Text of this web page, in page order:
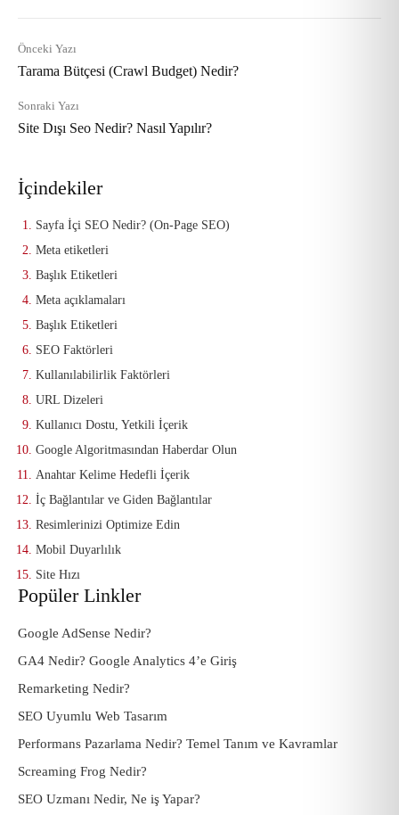
Önceki Yazı
Tarama Bütçesi (Crawl Budget) Nedir?
Sonraki Yazı
Site Dışı Seo Nedir? Nasıl Yapılır?
İçindekiler
Sayfa İçi SEO Nedir? (On-Page SEO)
Meta etiketleri
Başlık Etiketleri
Meta açıklamaları
Başlık Etiketleri
SEO Faktörleri
Kullanılabilirlik Faktörleri
URL Dizeleri
Kullanıcı Dostu, Yetkili İçerik
Google Algoritmasından Haberdar Olun
Anahtar Kelime Hedefli İçerik
İç Bağlantılar ve Giden Bağlantılar
Resimlerinizi Optimize Edin
Mobil Duyarlılık
Site Hızı
Popüler Linkler
Google AdSense Nedir?
GA4 Nedir? Google Analytics 4’e Giriş
Remarketing Nedir?
SEO Uyumlu Web Tasarım
Performans Pazarlama Nedir? Temel Tanım ve Kavramlar
Screaming Frog Nedir?
SEO Uzmanı Nedir, Ne iş Yapar?